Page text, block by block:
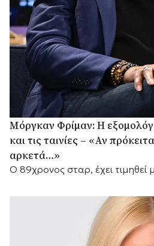
Μόργκαν Φρίμαν: Η
και τις ταινίες – «Αν
αρκετά…»
Ο 89χρονος σταρ, έχει